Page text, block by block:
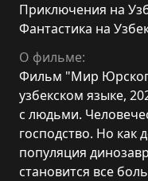
Приключения на
Фантастика на
О фильме:
Фильм "Мир
узбекском языке,
с людьми.
господство. Но как
популяция
становится все